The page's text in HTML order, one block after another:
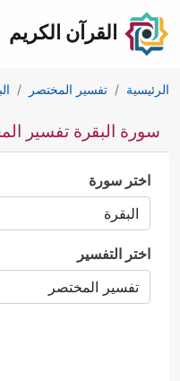
القرآن الكريم
الرئيسية تفسير المختصر
سورة البقرة تفسير
اختر سورة
اختر التفسير